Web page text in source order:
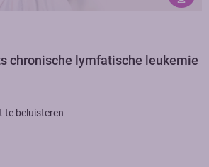
chronische lymfatische leukemie
te beluisteren